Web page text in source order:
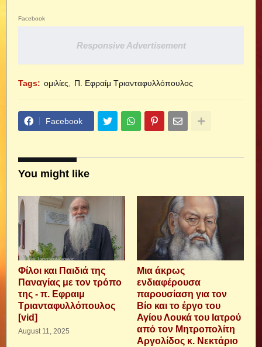
Facebook
Responsive Advertisement
Tags: ομιλίες Π. Εφραίμ Τριανταφυλλόπουλος
Facebook
You might like
Φίλοι και Παιδιά της
Παναγίας με τον τρόπο
της - π. Εφραιμ
Τριανταφυλλόπουλος
[vid]
August 11, 2025
Μια άκρως
ενδιαφέρουσα
παρουσίαση για τον
Βίο και το έργο του
Αγίου Λουκά του Ιατρού
από τον Μητροπολίτη
Αργολίδος κ. Νεκτάριο